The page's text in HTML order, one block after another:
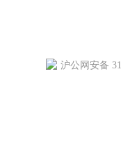
沪公网安备